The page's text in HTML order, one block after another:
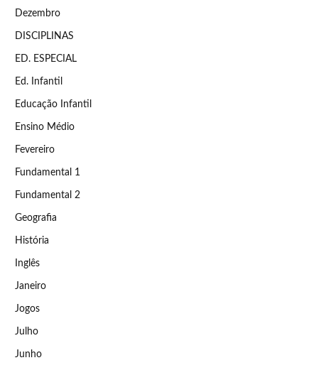
Dezembro
DISCIPLINAS
ED. ESPECIAL
Ed. Infantil
Educação Infantil
Ensino Médio
Fevereiro
Fundamental 1
Fundamental 2
Geografia
História
Inglês
Janeiro
Jogos
Julho
Junho